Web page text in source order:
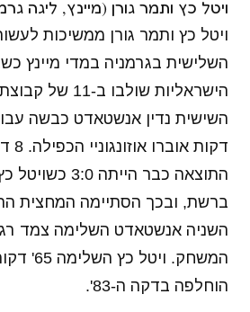
ויטל כץ ותמר גורן (מיינץ, ליגה
ויטל כץ ותמר גורן ממשיכות
השלישית בגרמניה במדי מיינץ
הישראליות שולבו
התוצאה כבר
ברשת, ובכך הסתיימה המחצית
השניה אנשטאדט השלימה צמד
המשחק.
הוחלפה בדקה ה-83'.